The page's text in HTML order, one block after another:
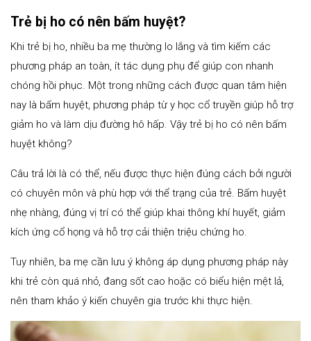
Trẻ bị ho có nên bấm huyệt?
Khi trẻ bị ho, nhiều ba mẹ thường lo lắng và tìm kiếm các
phương pháp an toàn, ít tác dụng phụ để giúp con nhanh
chóng hồi phục. Một trong những cách được quan tâm hiện
nay là bấm huyệt, phương pháp từ y học cổ truyền giúp hỗ trợ
giảm ho và làm dịu đường hô hấp. Vậy trẻ bị ho có nên bấm
huyệt không?
Câu trả lời là có thể, nếu được thực hiện đúng cách bởi người
có chuyên môn và phù hợp với thể trạng của trẻ. Bấm huyệt
nhẹ nhàng, đúng vị trí có thể giúp khai thông khí huyết, giảm
kích ứng cổ họng và hỗ trợ cải thiện triệu chứng ho.
Tuy nhiên, ba mẹ cần lưu ý không áp dụng phương pháp này
khi trẻ còn quá nhỏ, đang sốt cao hoặc có biểu hiện mệt lả,
nên tham khảo ý kiến chuyên gia trước khi thực hiện.